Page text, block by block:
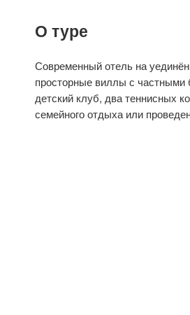
О туре
Современный отель на
просторные виллы с частными
детский клуб, два теннисных
семейного отдыха или